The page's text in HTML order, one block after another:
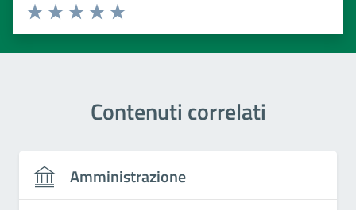
Valuta 5 stelle su 5
Valuta 4 stelle su 5
Valuta 3 stelle su 5
Valuta 2 stelle su 5
Valuta 1 stelle su 5
Contenuti correlati
Amministrazione